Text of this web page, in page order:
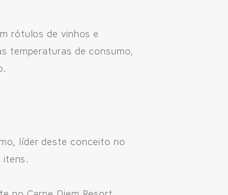
rótulos de vinhos e
temperaturas de consumo,
líder deste conceito no
itens.